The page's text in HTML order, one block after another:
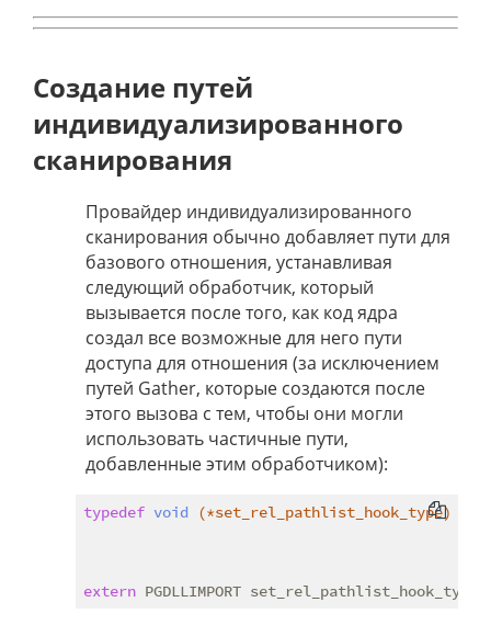
Создание путей
индивидуализированного
сканирования
Провайдер индивидуализированного
сканирования обычно добавляет пути для
базового отношения, устанавливая
следующий обработчик, который
вызывается после того, как код ядра
создал все возможные для него пути
доступа для отношения (за исключением
путей Gather, которые создаются после
этого вызова с тем, чтобы они могли
использовать частичные пути,
добавленные этим обработчиком):
typedef void (*set_rel_pathlist_hook_type)
extern